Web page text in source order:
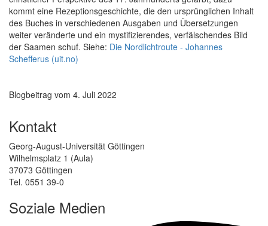
kommt eine Rezeptionsgeschichte, die den ursprünglichen Inhalt
des Buches in verschiedenen Ausgaben und Übersetzungen
weiter veränderte und ein mystifizierendes, verfälschendes Bild
der Saamen schuf. Siehe: Die Nordlichtroute - Johannes
Schefferus (uit.no)
Blogbeitrag vom 4. Juli 2022
Kontakt
Georg-August-Universität Göttingen
Wilhelmsplatz 1 (Aula)
37073 Göttingen
Tel. 0551 39-0
Soziale Medien